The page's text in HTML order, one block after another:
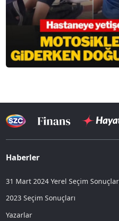
Haberler
31 Mart 2024 Yerel Seçim
2023 Seçim Sonuçları
Yazarlar